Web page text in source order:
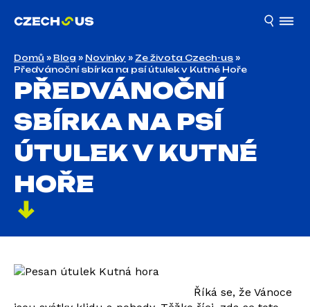
Domů » Blog » Novinky » Ze života Czech-us »
Předvánoční sbírka na psí útulek v Kutné Hoře
PŘEDVÁNOČNÍ
SBÍRKA NA PSÍ
ÚTULEK V KUTNÉ
HOŘE
Říká se, že Vánoce